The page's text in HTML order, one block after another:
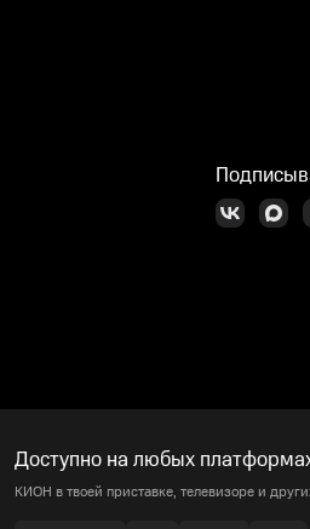
Доступно на любых
КИОН в твоей приставке, телевизоре и